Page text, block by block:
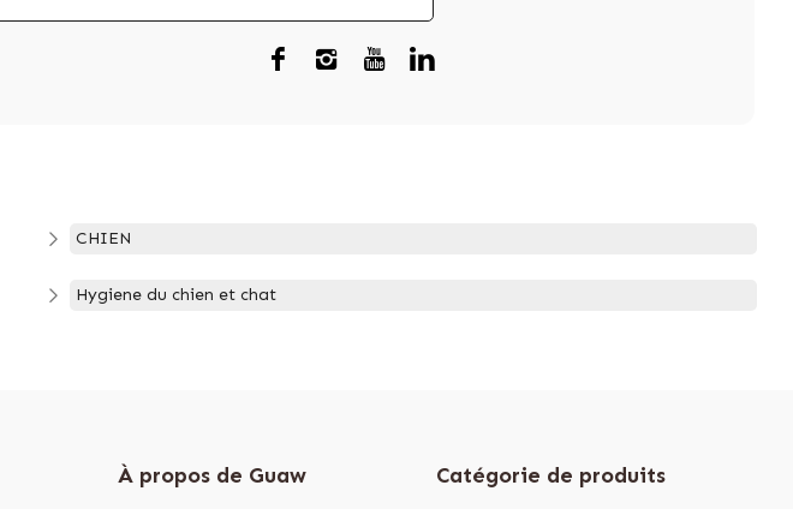
CHIEN
Hygiene du chien et chat
À propos de Guaw Catégorie de produits